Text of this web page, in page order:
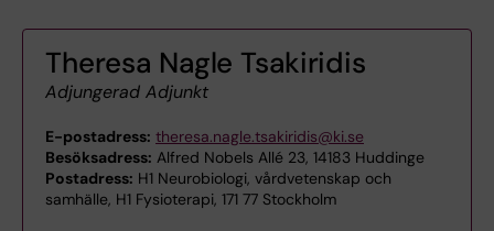
Theresa Nagle Tsakiridis
Adjungerad Adjunkt
E-postadress: theresa.nagle.tsakiridis@ki.se
Besöksadress: Alfred Nobels Allé 23, 14183 Huddinge
Postadress: H1 Neurobiologi, vårdvetenskap och
samhälle, H1 Fysioterapi, 171 77 Stockholm